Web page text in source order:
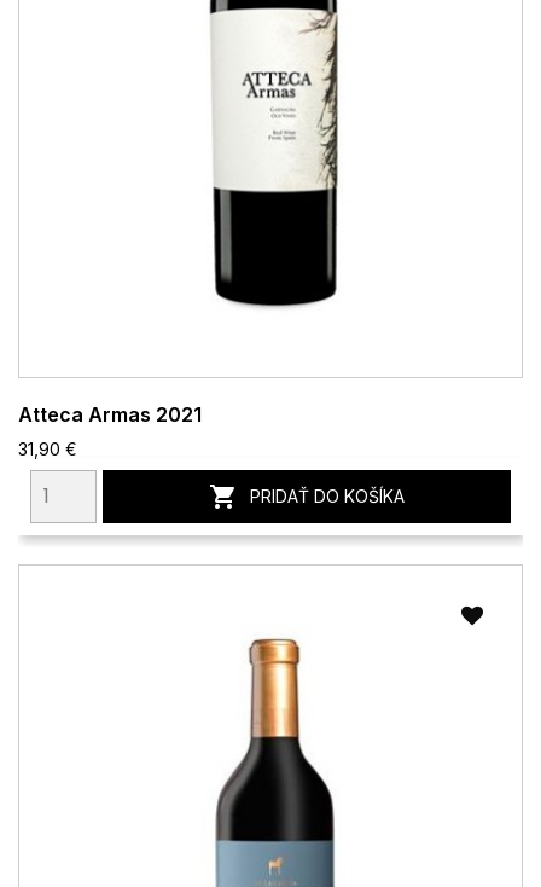
Atteca Armas 2021
31,90 €
 PRIDAŤ DO KOŠÍKA